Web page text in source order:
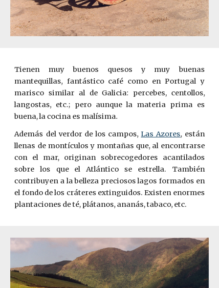
Tienen muy buenos quesos y muy buenas
mantequillas, fantástico café como en Portugal y
marisco similar al de Galicia: percebes, centollos,
langostas, etc.; pero aunque la materia prima es
buena, la cocina es malísima.
Además del verdor de los campos,Las Azores, están
llenas de montículos y montañas que, al encontrarse
con el mar, originan sobrecogedores acantilados
sobre los que el Atlántico se estrella. También
contribuyen a la belleza preciosos lagos formados en
el fondo de los cráteres extinguidos. Existen enormes
plantaciones de té, plátanos, ananás, tabaco, etc.